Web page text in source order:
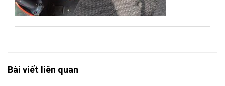
Bài viết liên quan